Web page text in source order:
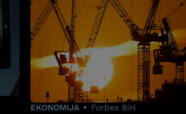
EKONOMIJA Forbes BiH